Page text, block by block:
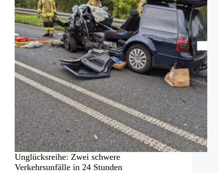
Unglücksreihe: Zwei schwere
Verkehrsunfälle in 24 Stunden